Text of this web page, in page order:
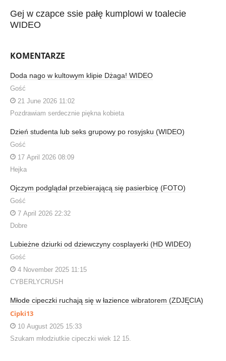
Gej w czapce ssie pałę kumplowi w toalecie
WIDEO
KOMENTARZE
Doda nago w kultowym klipie Dżaga! WIDEO
Gość
21 June 2026 11:02
Pozdrawiam serdecznie piękna kobieta
Dzień studenta lub seks grupowy po rosyjsku (WIDEO)
Gość
17 April 2026 08:09
Hejka
Ojczym podglądał przebierającą się pasierbicę (FOTO)
Gość
7 April 2026 22:32
Dobre
Lubieżne dziurki od dziewczyny cosplayerki (HD WIDEO)
Gość
4 November 2025 11:15
CYBERLYCRUSH
Młode cipeczki ruchają się w łazience wibratorem (ZDJĘCIA)
Cipki13
10 August 2025 15:33
Szukam młodziutkie cipeczki wiek 12 15.